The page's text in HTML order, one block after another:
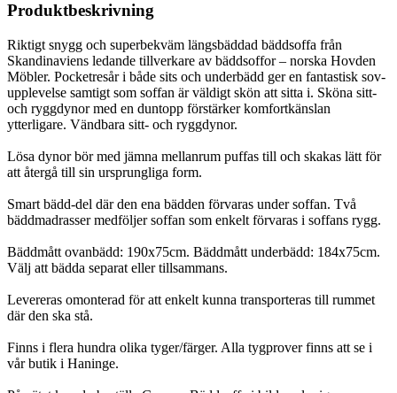
Produktbeskrivning
Riktigt snygg och superbekväm längsbäddad bäddsoffa från
Skandinaviens ledande tillverkare av bäddsoffor – norska Hovden
Möbler. Pocketresår i både sits och underbädd ger en fantastisk sov-
upplevelse samtigt som soffan är väldigt skön att sitta i. Sköna sitt-
och ryggdynor med en duntopp förstärker komfortkänslan
ytterligare. Vändbara sitt- och ryggdynor.
Lösa dynor bör med jämna mellanrum puffas till och skakas lätt för
att återgå till sin ursprungliga form.
Smart bädd-del där den ena bädden förvaras under soffan. Två
bäddmadrasser medföljer soffan som enkelt förvaras i soffans rygg.
Bäddmått ovanbädd: 190x75cm. Bäddmått underbädd: 184x75cm.
Välj att bädda separat eller tillsammans.
Levereras omonterad för att enkelt kunna transporteras till rummet
där den ska stå.
Finns i flera hundra olika tyger/färger. Alla tygprover finns att se i
vår butik i Haninge.